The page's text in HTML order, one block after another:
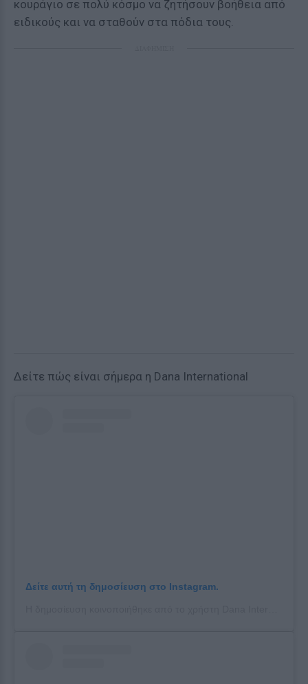
κουράγιο σε πολύ κόσμο να ζητήσουν βοήθεια από
ειδικούς και να σταθούν στα πόδια τους.
Δείτε πώς είναι σήμερα η Dana International
Δείτε αυτή τη δημοσίευση στο Instagram.